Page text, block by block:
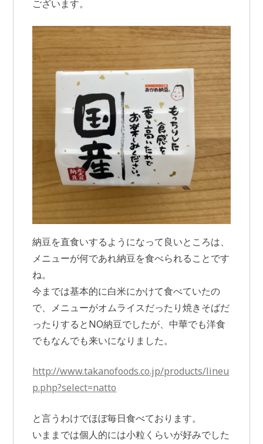
ございます。
納豆を直食いするようになって良いところは、
メニューが何であれ納豆を食べられることです
ね。
今までは基本的に白米にかけて食べていたの
で、メニューがオムライスだったり焼きそばだ
ったりするとNO納豆でしたが、中華でも洋食
でもなんでも来いになりました。
http://www.takanofoods.co.jp/products/lineu
p.php?select=natto
と言うわけでほぼ毎日食べております。
いままでは個人的には小粒くらいが好みでした